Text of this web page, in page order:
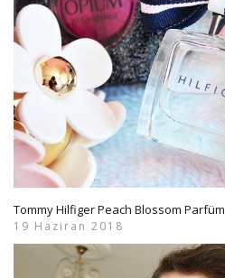
Tommy Hilfiger Peach Blossom Parfüm
19 Haziran 2018